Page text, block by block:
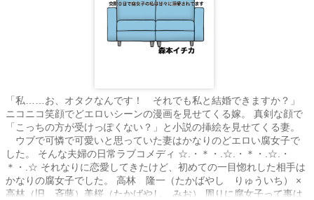
「私……お、オタクなんです！ それでも私と結婚できますか？」
ニコニコ笑顔でどエロいシーンの漫画を見せてくる嫁。 真剣な顔で
「こっちの方が受けっぽくない？」と小説の挿絵を見せてくる妻。
ウブで可憐で可愛いと思っていた妻はかなりのどエロい腐女子で
した。 そんな夫婦の日常ラブコメディ ☆.・＊・.☆.・＊・.☆.・
＊・.☆ それなりに恋愛してきたけど、初めての一目惚れした相手は
かなりの腐女子でした。 高林 隆一（たかばやし りゅういち） ×
高林（旧 斉藤）美桜（たかばやし みお） 周りに腐女子って事は